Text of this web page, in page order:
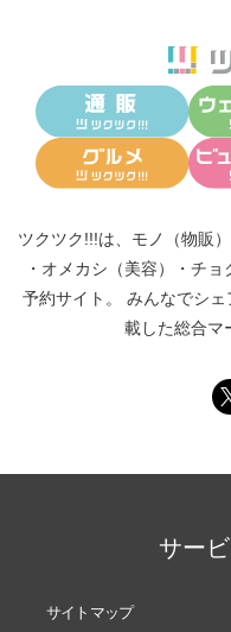
ツクツク!!!は、 モノ（物販）
・ オメカシ（美容） ・ チョ
予約サイト。
みんなでシェ
載した総合マ
サー
サイトマップ